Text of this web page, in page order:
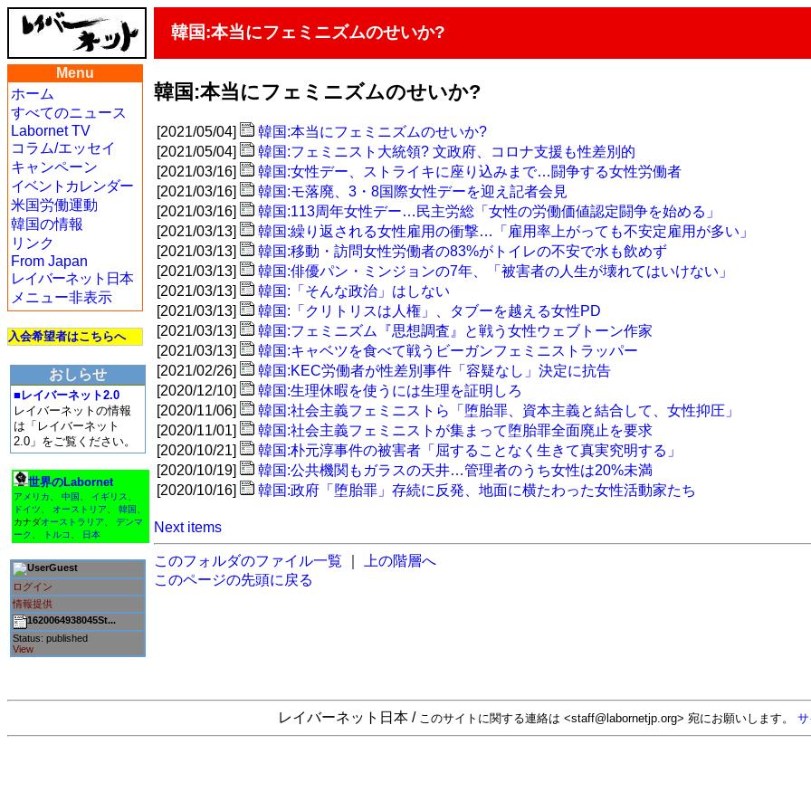
韓国:本当にフェミニズムのせいか?
Menu
ホーム
すべてのニュース
Labornet TV
コラム/エッセイ
キャンペーン
イベントカレンダー
米国労働運動
韓国の情報
リンク
From Japan
レイバーネット日本
メニュー非表示
入会希望者はこちらへ
おしらせ
■レイバーネット2.0
レイバーネットの情報
は「レイバーネット
2.0」をご覧ください。
世界のLabornet
アメリカ 中国 イギリス
ドイツ
オーストリア 韓国
カナダオーストラリア
デンマ
ーク
トルコ 日本
Guest
ログイン
情報提供
1620064938045St...
Status: published
View
韓国:本当にフェミニズムのせいか?
[2021/05/04]
韓国:本当にフェミニズムのせいか?
[2021/05/04]
韓国:フェミニスト大統領? 文政府、コロナ支援も性差別的
[2021/03/16]
韓国:女性デー、ストライキに座り込みまで…闘争する女性労働者
[2021/03/16]
韓国:モ落廃、3・8国際女性デーを迎え記者会見
[2021/03/16]
韓国:113周年女性デー…民主労総「女性の労働価値認定闘争を始める」
[2021/03/13]
韓国:繰り返される女性雇用の衝撃…「雇用率上がっても不安定雇用が多い」
[2021/03/13]
韓国:移動・訪問女性労働者の83%がトイレの不安で水も飲めず
[2021/03/13]
韓国:俳優パン・ミンジョンの7年、「被害者の人生が壊れてはいけない」
[2021/03/13]
韓国:「そんな政治」はしない
[2021/03/13]
韓国:「クリトリスは人権」、タブーを越える女性PD
[2021/03/13]
韓国:フェミニズム『思想調査』と戦う女性ウェブトーン作家
[2021/03/13]
韓国:キャベツを食べて戦うビーガンフェミニストラッパー
[2021/02/26]
韓国:KEC労働者が性差別事件「容疑なし」決定に抗告
[2020/12/10]
韓国:生理休暇を使うには生理を証明しろ
[2020/11/06]
韓国:社会主義フェミニストら「堕胎罪、資本主義と結合して、女性抑圧」
[2020/11/01]
韓国:社会主義フェミニストが集まって堕胎罪全面廃止を要求
[2020/10/21]
韓国:朴元淳事件の被害者「屈することなく生きて真実究明する」
[2020/10/19]
韓国:公共機関もガラスの天井…管理者のうち女性は20%未満
[2020/10/16]
韓国:政府「堕胎罪」存続に反発、地面に横たわった女性活動家たち
Next items
このフォルダのファイル一覧
上の階層へ
このページの先頭に戻る
レイバーネット日本 / このサイトに関する連絡は <staff@labornetjp.org> 宛にお願いします。